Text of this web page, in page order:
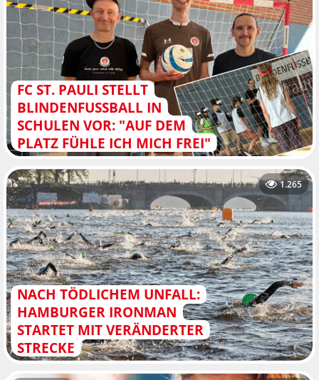
FC ST. PAULI STELLT
BLINDENFUSSBALL IN S
CHULEN VOR: "AUF DEM P
LATZ FÜHLE ICH MICH FREI"
NACH TÖDLICHEM UNFALL:
HAMBURGER IRONMAN
STARTET MIT VERÄNDERTER
STRECKE
1.265